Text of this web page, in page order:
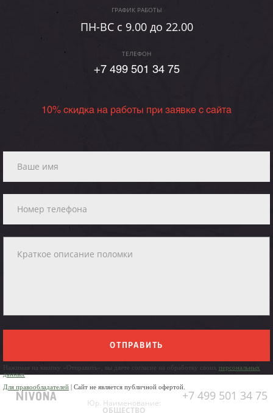
ГРАФИК РАБОТЫ
ПН-ВC c 9.00 до 22.00
ТЕЛЕФОН
+7 499 501 34 75
10% скидка на работы при заявке с сайта
ОТПРАВИТЬ
Нажимая на кнопку «Отправить», вы даете согласие на обработку своих персональных
данных
Для правообладателей | Сайт не является публичной офертой.
+7 499 501 34 75
Юр. Наименование:
ОБЩЕСТВО